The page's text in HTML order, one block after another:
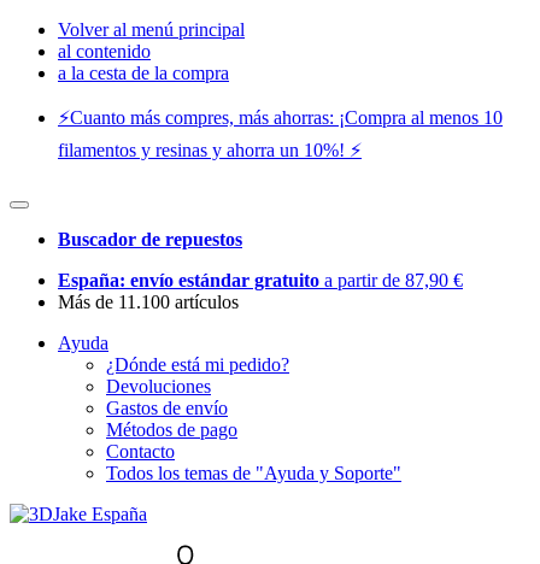
Volver al menú principal
al contenido
a la cesta de la compra
⚡️Cuanto más compres, más ahorras: ¡Compra al menos 10
filamentos y resinas y ahorra un 10%! ⚡️
Buscador de repuestos
España: envío estándar gratuito a partir de 87,90 €
Más de 11.100 artículos
Ayuda
¿Dónde está mi pedido?
Devoluciones
Gastos de envío
Métodos de pago
Contacto
Todos los temas de "Ayuda y Soporte"